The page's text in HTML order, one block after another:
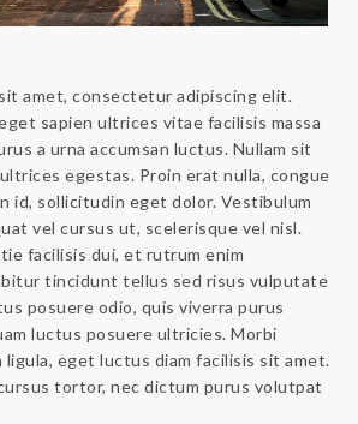
amet, consectetur adipiscing elit.
sapien ultrices vitae facilisis massa
a urna accumsan luctus. Nullam sit
egestas. Proin erat nulla, congue
id, sollicitudin eget dolor. Vestibulum
vel cursus ut, scelerisque vel nisl.
facilisis dui, et rutrum enim
tincidunt tellus sed risus vulputate
posuere odio, quis viverra purus
luctus posuere ultricies. Morbi
eget luctus diam facilisis sit amet.
tortor, nec dictum purus volutpat